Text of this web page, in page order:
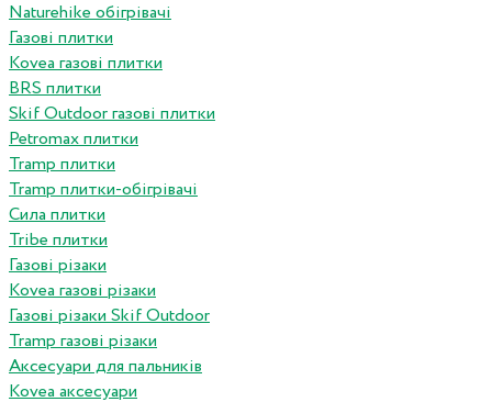
Naturehike обігрівачі
Газові плитки
Kovea газові плитки
BRS плитки
Skif Outdoor газові плитки
Petromax плитки
Tramp плитки
Tramp плитки-обігрівачі
Сила плитки
Tribe плитки
Газові різаки
Kovea газові різаки
Газові різаки Skif Outdoor
Tramp газові різаки
Аксесуари для пальників
Kovea аксесуари